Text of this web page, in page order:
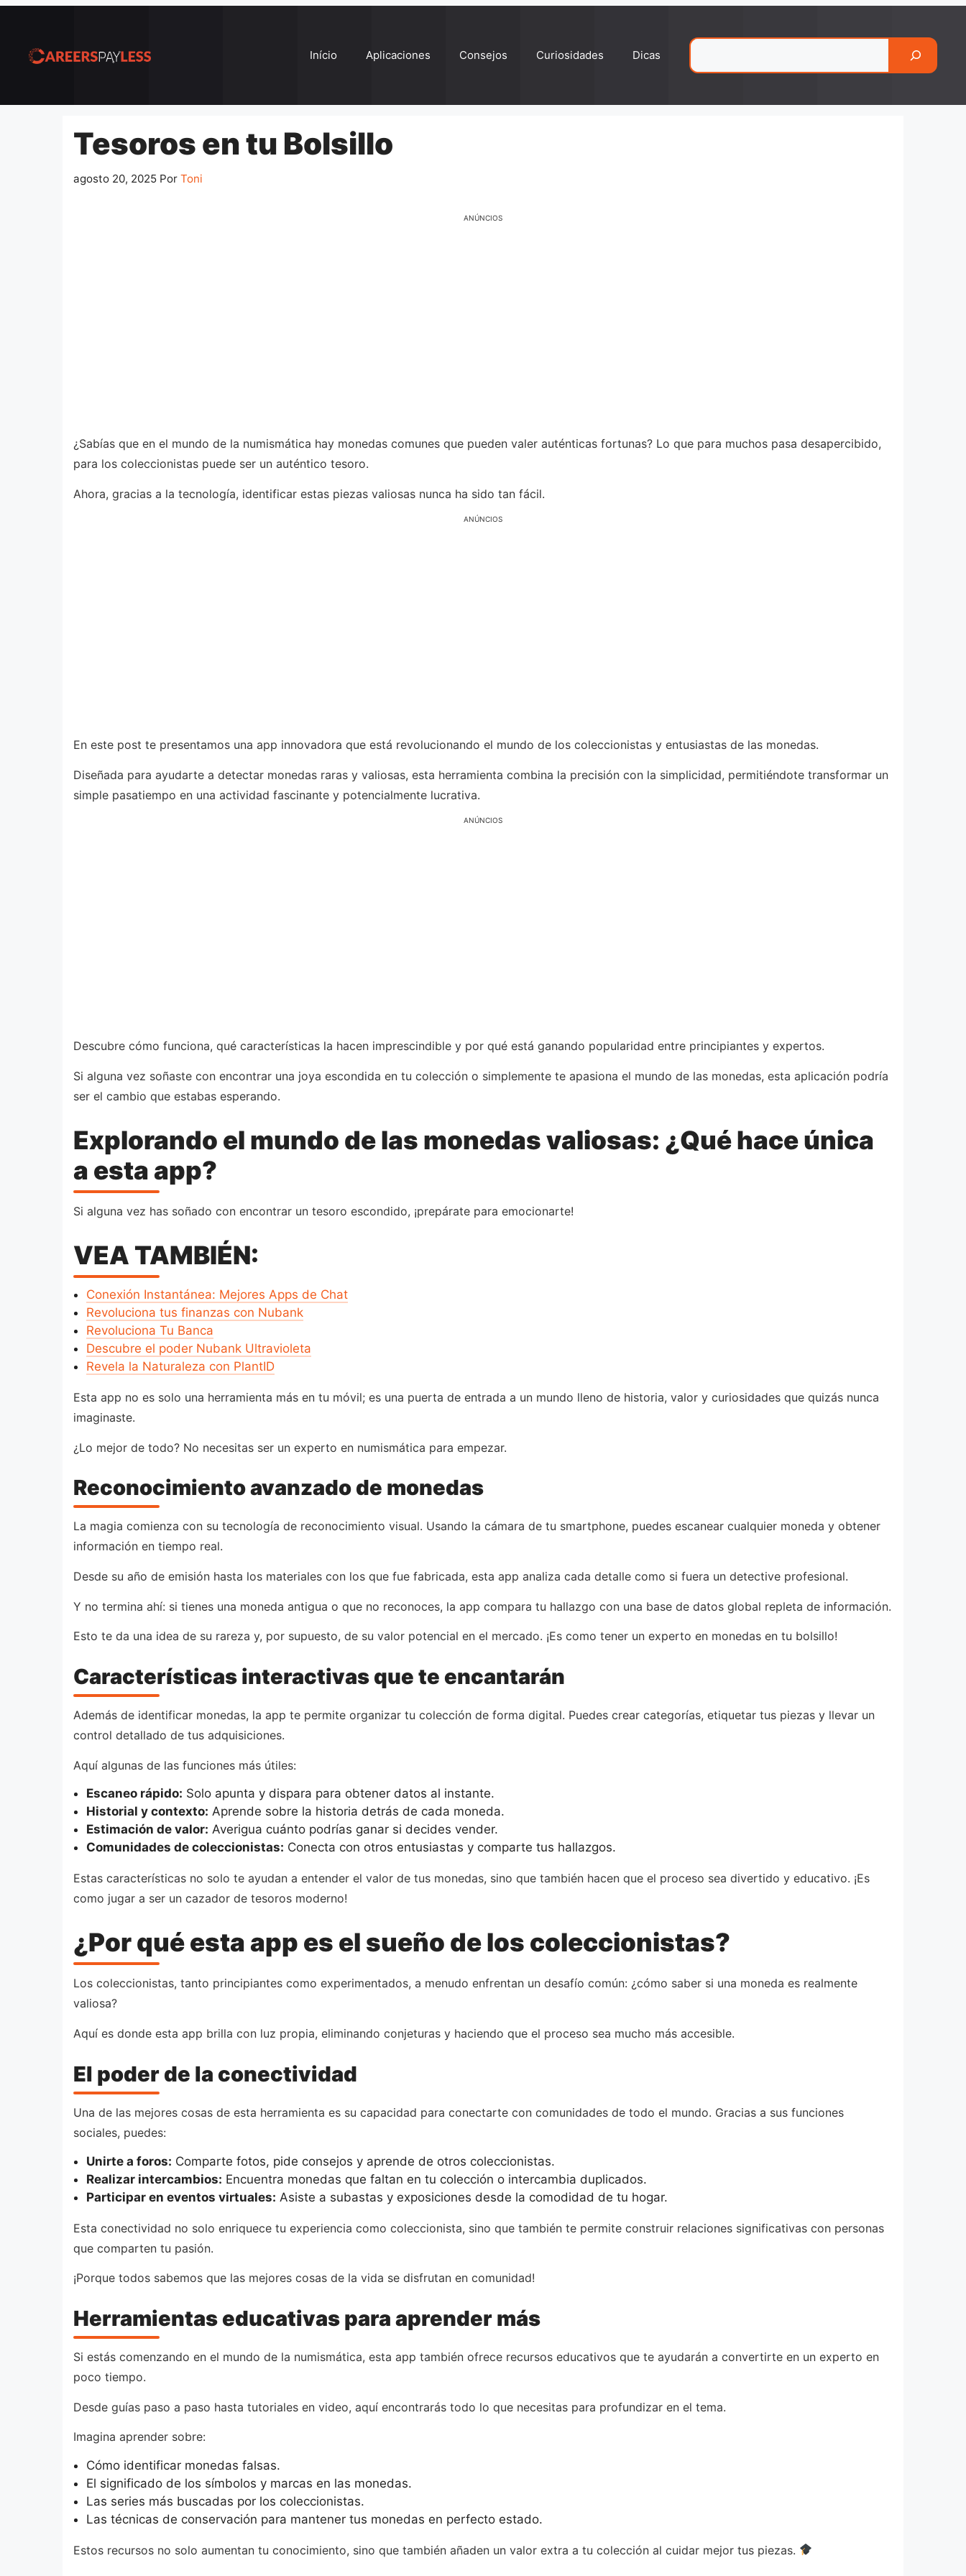
conteúdo
Início Aplicaciones Consejos Curiosidades Dicas
Tesoros en tu Bolsillo
agosto 20, 2025 Por Toni
ANÚNCIOS
¿Sabías que en el mundo de la numismática hay monedas comunes que pueden valer auténticas fortunas? Lo que para muchos pasa desapercibido,
para los coleccionistas puede ser un auténtico tesoro.
Ahora, gracias a la tecnología, identificar estas piezas valiosas nunca ha sido tan fácil.
ANÚNCIOS
En este post te presentamos una app innovadora que está revolucionando el mundo de los coleccionistas y entusiastas de las monedas.
Diseñada para ayudarte a detectar monedas raras y valiosas, esta herramienta combina la precisión con la simplicidad, permitiéndote transformar un
simple pasatiempo en una actividad fascinante y potencialmente lucrativa.
ANÚNCIOS
Descubre cómo funciona, qué características la hacen imprescindible y por qué está ganando popularidad entre principiantes y expertos.
Si alguna vez soñaste con encontrar una joya escondida en tu colección o simplemente te apasiona el mundo de las monedas, esta aplicación podría
ser el cambio que estabas esperando.
Explorando el mundo de las monedas valiosas: ¿Qué hace única
a esta app?
Si alguna vez has soñado con encontrar un tesoro escondido, ¡prepárate para emocionarte!
VEA TAMBIÉN:
Conexión Instantánea: Mejores Apps de Chat
Revoluciona tus finanzas con Nubank
Revoluciona Tu Banca
Descubre el poder Nubank Ultravioleta
Revela la Naturaleza con PlantID
Esta app no es solo una herramienta más en tu móvil; es una puerta de entrada a un mundo lleno de historia, valor y curiosidades que quizás nunca
imaginaste.
¿Lo mejor de todo? No necesitas ser un experto en numismática para empezar.
Reconocimiento avanzado de monedas
La magia comienza con su tecnología de reconocimiento visual. Usando la cámara de tu smartphone, puedes escanear cualquier moneda y obtener
información en tiempo real.
Desde su año de emisión hasta los materiales con los que fue fabricada, esta app analiza cada detalle como si fuera un detective profesional.
Y no termina ahí: si tienes una moneda antigua o que no reconoces, la app compara tu hallazgo con una base de datos global repleta de información.
Esto te da una idea de su rareza y, por supuesto, de su valor potencial en el mercado. ¡Es como tener un experto en monedas en tu bolsillo!
Características interactivas que te encantarán
Además de identificar monedas, la app te permite organizar tu colección de forma digital. Puedes crear categorías, etiquetar tus piezas y llevar un
control detallado de tus adquisiciones.
Aquí algunas de las funciones más útiles:
Escaneo rápido: Solo apunta y dispara para obtener datos al instante.
Historial y contexto: Aprende sobre la historia detrás de cada moneda.
Estimación de valor: Averigua cuánto podrías ganar si decides vender.
Comunidades de coleccionistas: Conecta con otros entusiastas y comparte tus hallazgos.
Estas características no solo te ayudan a entender el valor de tus monedas, sino que también hacen que el proceso sea divertido y educativo. ¡Es
como jugar a ser un cazador de tesoros moderno!
¿Por qué esta app es el sueño de los coleccionistas?
Los coleccionistas, tanto principiantes como experimentados, a menudo enfrentan un desafío común: ¿cómo saber si una moneda es realmente
valiosa?
Aquí es donde esta app brilla con luz propia, eliminando conjeturas y haciendo que el proceso sea mucho más accesible.
El poder de la conectividad
Una de las mejores cosas de esta herramienta es su capacidad para conectarte con comunidades de todo el mundo. Gracias a sus funciones
sociales, puedes:
Unirte a foros: Comparte fotos, pide consejos y aprende de otros coleccionistas.
Realizar intercambios: Encuentra monedas que faltan en tu colección o intercambia duplicados.
Participar en eventos virtuales: Asiste a subastas y exposiciones desde la comodidad de tu hogar.
Esta conectividad no solo enriquece tu experiencia como coleccionista, sino que también te permite construir relaciones significativas con personas
que comparten tu pasión.
¡Porque todos sabemos que las mejores cosas de la vida se disfrutan en comunidad!
Herramientas educativas para aprender más
Si estás comenzando en el mundo de la numismática, esta app también ofrece recursos educativos que te ayudarán a convertirte en un experto en
poco tiempo.
Desde guías paso a paso hasta tutoriales en video, aquí encontrarás todo lo que necesitas para profundizar en el tema.
Imagina aprender sobre:
Cómo identificar monedas falsas.
El significado de los símbolos y marcas en las monedas.
Las series más buscadas por los coleccionistas.
Las técnicas de conservación para mantener tus monedas en perfecto estado.
Estos recursos no solo aumentan tu conocimiento, sino que también añaden un valor extra a tu colección al cuidar mejor tus piezas.